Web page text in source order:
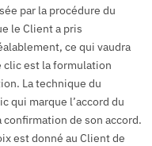
par la procédure du
le Client a pris
ce qui vaudra
clic est la formulation
La technique du
qui marque l’accord du
de son accord.
est donné au Client de